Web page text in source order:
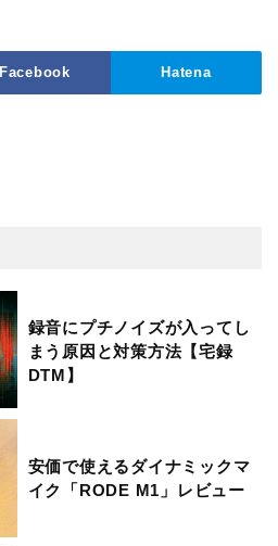
Facebook Hatena
録音にプチノイズが入ってし
まう原因と対策方法【宅録
DTM】
安価で使えるダイナミックマ
イク「RODE M1」レビュー